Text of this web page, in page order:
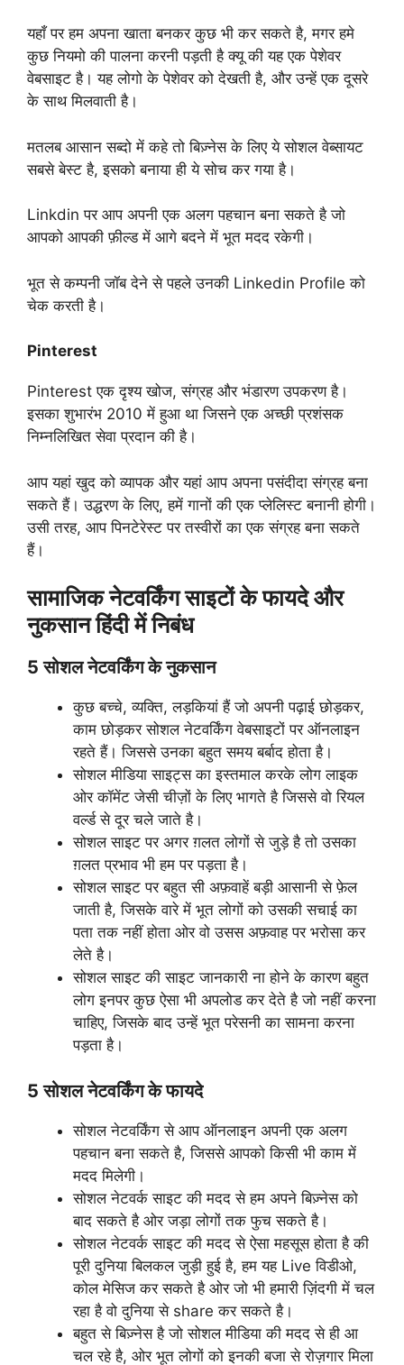
यहाँ पर हम अपना खाता बनकर कुछ भी कर सकते है, मगर हमे
कुछ नियमो की पालना करनी पड़ती है क्यू की यह एक पेशेवर
वेबसाइट है। यह लोगो के पेशेवर को देखती है, और उन्हें एक दूसरे
के साथ मिलवाती है।
मतलब आसान सब्दो में कहे तो बिज़्नेस के लिए ये सोशल वेब्सायट
सबसे बेस्ट है, इसको बनाया ही ये सोच कर गया है।
Linkdin पर आप अपनी एक अलग पहचान बना सकते है जो
आपको आपकी फ़ील्ड में आगे बदने में भूत मदद रकेगी।
भूत से कम्पनी जॉब देने से पहले उनकी Linkedin Profile को
चेक करती है।
Pinterest
Pinterest एक दृश्य खोज, संग्रह और भंडारण उपकरण है।
इसका शुभारंभ 2010 में हुआ था जिसने एक अच्छी प्रशंसक
निम्नलिखित सेवा प्रदान की है।
आप यहां खुद को व्यापक और यहां आप अपना पसंदीदा संग्रह बना
सकते हैं। उद्धरण के लिए, हमें गानों की एक प्लेलिस्ट बनानी होगी।
उसी तरह, आप पिनटेरेस्ट पर तस्वीरों का एक संग्रह बना सकते
हैं।
सामाजिक नेटवर्किंग साइटों के फायदे और
नुकसान हिंदी में निबंध
5 सोशल नेटवर्किंग के नुकसान
कुछ बच्चे, व्यक्ति, लड़कियां हैं जो अपनी पढ़ाई छोड़कर,
काम छोड़कर सोशल नेटवर्किंग वेबसाइटों पर ऑनलाइन
रहते हैं। जिससे उनका बहुत समय बर्बाद होता है।
सोशल मीडिया साइट्स का इस्तमाल करके लोग लाइक
ओर कॉमेंट जेसी चीज़ों के लिए भागते है जिससे वो रियल
वर्ल्ड से दूर चले जाते है।
सोशल साइट पर अगर ग़लत लोगों से जुड़े है तो उसका
ग़लत प्रभाव भी हम पर पड़ता है।
सोशल साइट पर बहुत सी अफ़वाहें बड़ी आसानी से फ़ेल
जाती है, जिसके वारे में भूत लोगों को उसकी सचाई का
पता तक नहीं होता ओर वो उसस अफ़वाह पर भरोसा कर
लेते है।
सोशल साइट की साइट जानकारी ना होने के कारण बहुत
लोग इनपर कुछ ऐसा भी अपलोड कर देते है जो नहीं करना
चाहिए, जिसके बाद उन्हें भूत परेसनी का सामना करना
पड़ता है।
5 सोशल नेटवर्किंग के फायदे
सोशल नेटवर्किंग से आप ऑनलाइन अपनी एक अलग
पहचान बना सकते है, जिससे आपको किसी भी काम में
मदद मिलेगी।
सोशल नेटवर्क साइट की मदद से हम अपने बिज़्नेस को
बाद सकते है ओर जड़ा लोगों तक फुच सकते है।
सोशल नेटवर्क साइट की मदद से ऐसा महसूस होता है की
पूरी दुनिया बिलकल जुड़ी हुई है, हम यह Live विडीओ,
कोल मेसिज कर सकते है ओर जो भी हमारी ज़िंदगी में चल
रहा है वो दुनिया से share कर सकते है।
बहुत से बिज़्नेस है जो सोशल मीडिया की मदद से ही आ
चल रहे है, ओर भूत लोगों को इनकी बजा से रोज़गार मिला